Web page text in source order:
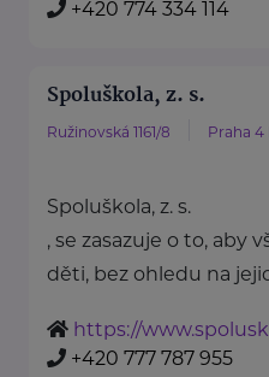
+420 774 334 114
Spoluškola, z. s.
Ružinovská 1161/8 Praha 4
Spoluškola, z. s.
, se zasazuje o to, aby
děti, bez ohledu na
https://
+420 777 787 955